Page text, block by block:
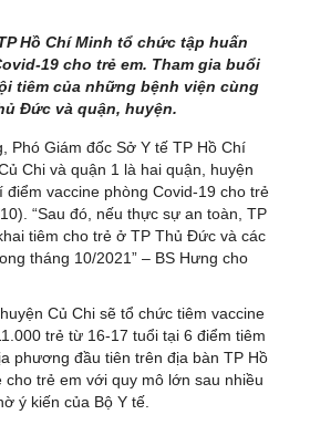
Hồ Chí Minh tổ chức tập huấn
19 cho trẻ em. Tham gia buổi
tiêm của những bệnh viện cùng
Đức và quận, huyện.
Phó Giám đốc Sở Y tế TP Hồ Chí
Chi và quận 1 là hai quận, huyện
vaccine phòng Covid-19 cho trẻ
“Sau đó, nếu thực sự an toàn, TP
tiêm cho trẻ ở TP Thủ Đức và các
tháng 10/2021” – BS Hưng cho
Củ Chi sẽ tổ chức tiêm vaccine
trẻ từ 16-17 tuổi tại 6 điểm tiêm
phương đầu tiên trên địa bàn TP Hồ
cho trẻ em với quy mô lớn sau nhiều
ý kiến của Bộ Y tế.